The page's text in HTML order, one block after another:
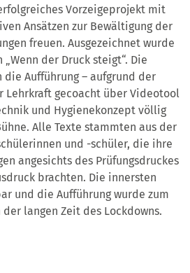
Vorzeigeprojekt mit
Ansätzen zur Bewältigung der
freuen. Ausgezeichnet wurde
der Druck steigt“. Die
die Aufführung – aufgrund der
Lehrkraft gecoacht über Videotool
und Hygienekonzept völlig
Alle Texte stammten aus der
und -schüler, die ihre
angesichts des Prüfungsdruckes
brachten. Die innersten
und die Aufführung wurde zum
langen Zeit des Lockdowns.